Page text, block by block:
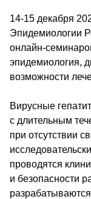
14-15 декабря
Эпидемиологии
онлайн-
эпидемиология,
возможности
Вирусные
с длительным
при отсутствии
проводятся
и безопасности